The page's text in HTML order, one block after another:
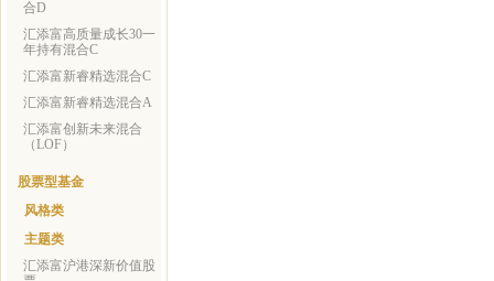
合D
汇添富高质量成长30一
年持有混合C
汇添富新睿精选混合C
汇添富新睿精选混合A
汇添富创新未来混合
（LOF）
股票型基金
风格类
主题类
汇添富沪港深新价值股